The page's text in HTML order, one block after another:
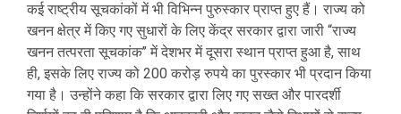
कई राष्ट्रीय सूचकांकों में भी विभिन्न पुरुस्कार प्राप्त हुए हैं। राज्य को
खनन क्षेत्र में किए गए सुधारों के लिए केंद्र सरकार द्वारा जारी “राज्य
खनन तत्परता सूचकांक’’ में देशभर में दूसरा स्थान प्राप्त हुआ है, साथ
ही, इसके लिए राज्य को 200 करोड़ रुपये का पुरस्कार भी प्रदान किया
गया है। उन्होंने कहा कि सरकार द्वारा लिए गए सख्त और पारदर्शी